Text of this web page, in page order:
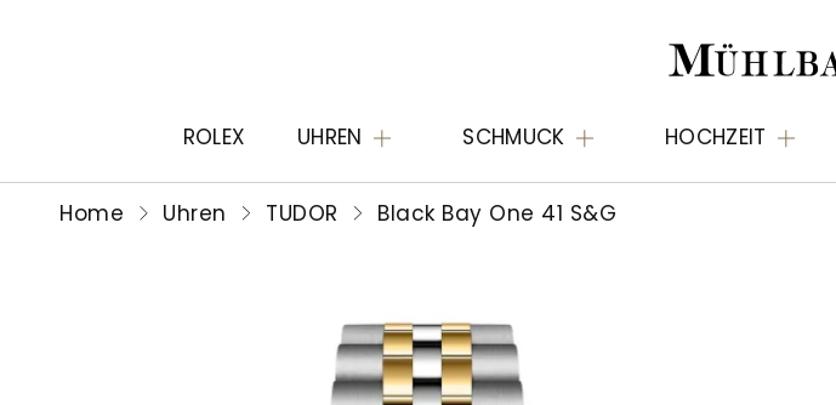
ROLEX UHREN SCHMUCK HOCHZEIT
Home Uhren TUDOR Black Bay One 41 S&G